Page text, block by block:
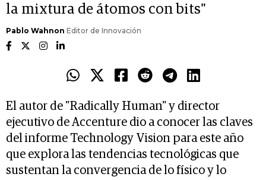
la mixtura de átomos con bits"
Pablo Wahnon Editor de Innovación
El autor de "Radically Human" y director
ejecutivo de Accenture dio a conocer las claves
del informe Technology Vision para este año
que explora las tendencias tecnológicas que
sustentan la convergencia de lo físico y lo